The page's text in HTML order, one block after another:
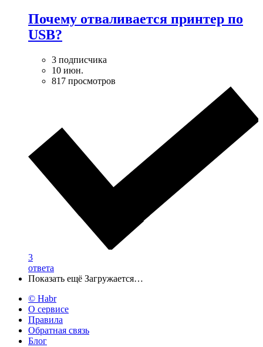
Почему отваливается принтер по
USB?
3 подписчика
10 июн.
817 просмотров
3
ответа
Показать ещё Загружается…
© Habr
О сервисе
Правила
Обратная связь
Блог